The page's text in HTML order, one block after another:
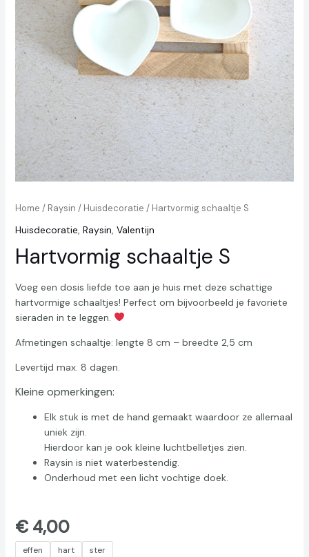
Home / Raysin / Huisdecoratie / Hartvormig schaaltje S
Huisdecoratie, Raysin, Valentijn
Hartvormig schaaltje S
Voeg een dosis liefde toe aan je huis met deze schattige
hartvormige schaaltjes! Perfect om bijvoorbeeld je favoriete
sieraden in te leggen.
Afmetingen schaaltje: lengte 8 cm – breedte 2,5 cm
Levertijd max. 8 dagen.
Kleine opmerkingen:
Elk stuk is met de hand gemaakt waardoor ze allemaal
uniek zijn.
Hierdoor kan je ook kleine luchtbelletjes zien.
Raysin is niet waterbestendig.
Onderhoud met een licht vochtige doek.
€4,00
effen hart ster